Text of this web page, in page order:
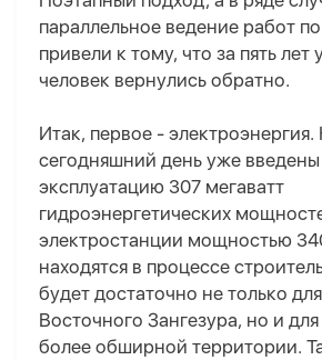
параллельное ведение работ
привели к тому, что за пять лет
человек вернулись обратно.
Итак, первое - электроэнергия.
сегодняшний день уже введены
эксплуатацию 307 мегаватт
гидроэнергетических
электростанции мощностью
находятся в процессе
будет достаточно не только
Восточного Зангезура, но и
более обширной территории.